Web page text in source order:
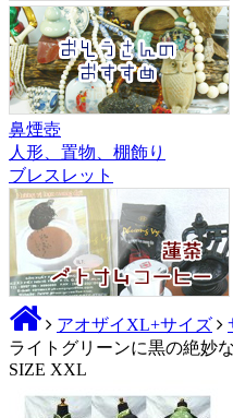
鼻煙壺
人形、置物、棚飾り
ブレスレット
アオザイXL+サイズ
ライトグリーンに黒の絶妙
SIZE XXL